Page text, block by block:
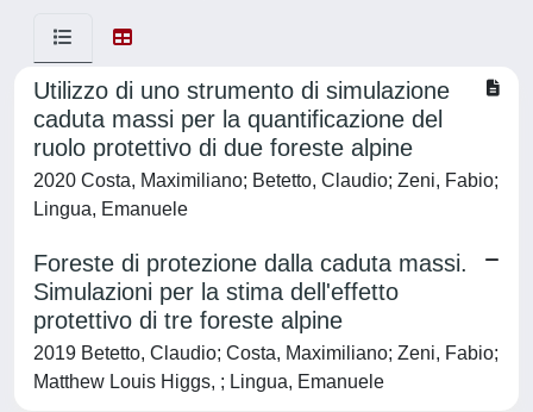
Utilizzo di uno strumento di simulazione
caduta massi per la quantificazione del
ruolo protettivo di due foreste alpine
2020 Costa, Maximiliano; Betetto, Claudio; Zeni, Fabio;
Lingua, Emanuele
Foreste di protezione dalla caduta massi.
Simulazioni per la stima dell'effetto
protettivo di tre foreste alpine
2019 Betetto, Claudio; Costa, Maximiliano; Zeni, Fabio;
Matthew Louis Higgs, ; Lingua, Emanuele